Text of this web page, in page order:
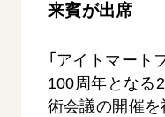
来賓が出席
「アイトマート
100周年となる
術会議の開催